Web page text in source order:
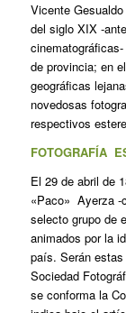
Vicente
del siglo XIX
de provincia; en
geográficas
novedosas
respectivos
FOTOGRAFÍA
El 29 de abril de
«Paco» Ayerza
selecto grupo de
animados por la
país. Serán
Sociedad
se conforma la